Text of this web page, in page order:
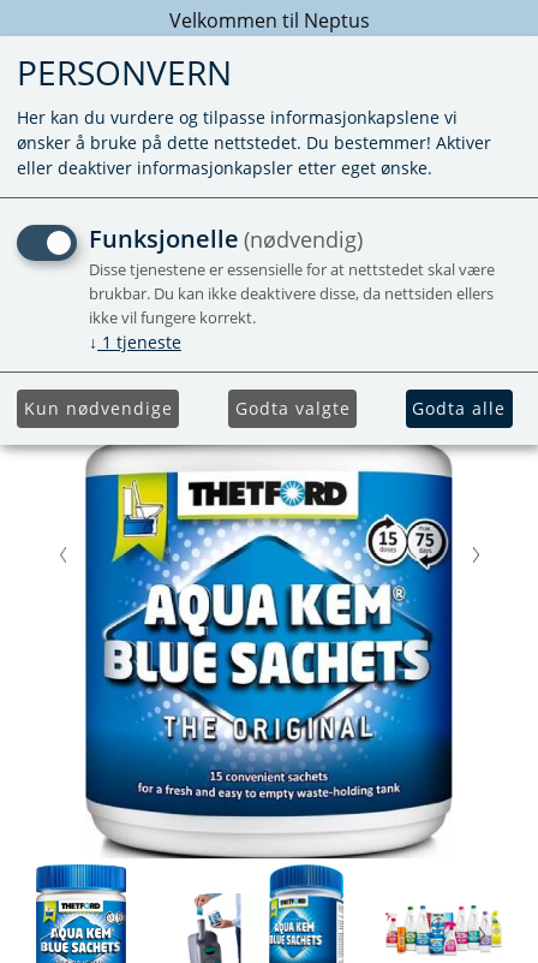
Velkommen til Neptus
AQUA KEM BLUE SACHETS
SANITÆRVÆSKE 15 DOSER
Kampanje Populær
PERSONVERN
Her kan du vurdere og tilpasse informasjonkapslene vi
ønsker å bruke på dette nettstedet. Du bestemmer! Aktiver
eller deaktiver informasjonkapsler etter eget ønske.
Funksjonelle (nødvendig)
Disse tjenestene er essensielle for at nettstedet skal være
brukbar. Du kan ikke deaktivere disse, da nettsiden ellers
ikke vil fungere korrekt.
↓ 1 tjeneste
Kun nødvendige Godta valgte Godta alle